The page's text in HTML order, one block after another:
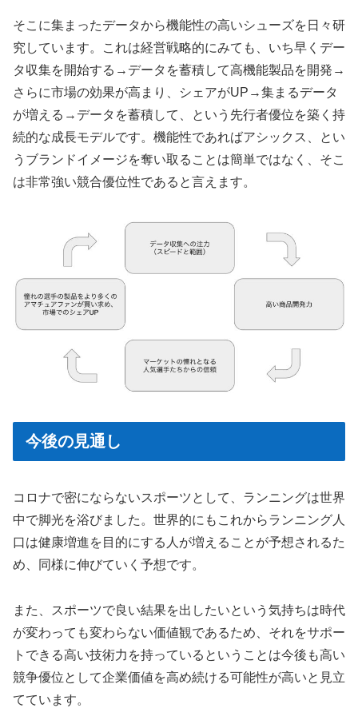
そこに集まったデータから機能性の高いシューズを日々研
究しています。これは経営戦略的にみても、いち早くデー
タ収集を開始する→データを蓄積して高機能製品を開発→
さらに市場の効果が高まり、シェアがUP→集まるデータ
が増える→データを蓄積して、という先行者優位を築く持
続的な成長モデルです。機能性であればアシックス、とい
うブランドイメージを奪い取ることは簡単ではなく、そこ
は非常強い競合優位性であると言えます。
今後の見通し
コロナで密にならないスポーツとして、ランニングは世界
中で脚光を浴びました。世界的にもこれからランニング人
口は健康増進を目的にする人が増えることが予想されるた
め、同様に伸びていく予想です。
また、スポーツで良い結果を出したいという気持ちは時代
が変わっても変わらない価値観であるため、それをサポー
トできる高い技術力を持っているということは今後も高い
競争優位として企業価値を高め続ける可能性が高いと見立
てています。